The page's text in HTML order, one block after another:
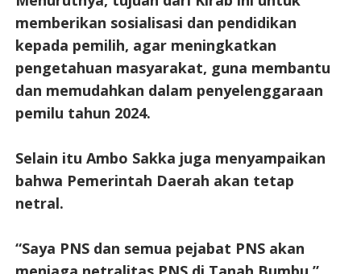
memberikan sosialisasi dan pendidikan
kepada pemilih, agar meningkatkan
pengetahuan masyarakat, guna membantu
dan memudahkan dalam penyelenggaraan
pemilu tahun 2024.
Selain itu Ambo Sakka juga menyampaikan
bahwa Pemerintah Daerah akan tetap
netral.
“Saya PNS dan semua pejabat PNS akan